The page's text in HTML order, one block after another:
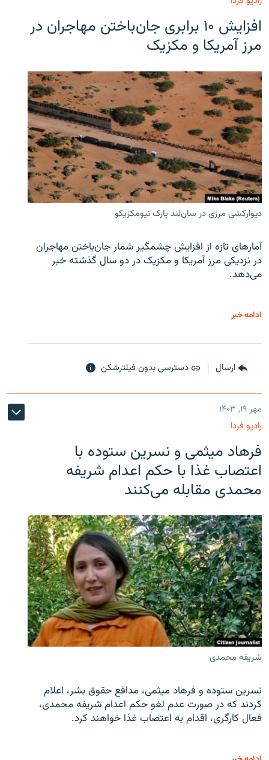
افزایش ۱۰ برابری جان‌باختن مهاجران در
مرز آمریکا و مکزیک
دیوارکشی مرزی در سان‌لند پارک نیومکزیکو
آمارهای تازه از افزایش چشمگیر شمار جان‌باختن مهاجران
در نزدیکی مرز آمریکا و مکزیک در دو سال گذشته خبر
می‌دهد.
ادامه خبر
ارسال دسترسی بدون فیلترشکن
مهر ۱۹, ۱۴۰۳
رادیو فردا
فرهاد میثمی و نسرین ستوده با
اعتصاب غذا با حکم اعدام شریفه
محمدی مقابله می‌کنند
شریفه محمدی
نسرین ستوده و فرهاد میثمی، مدافع حقوق بشر، اعلام
کردند که در صورت عدم لغو حکم اعدام شریفه محمدی،
فعال کارگری، اقدام به اعتصاب غذا خواهند کرد.